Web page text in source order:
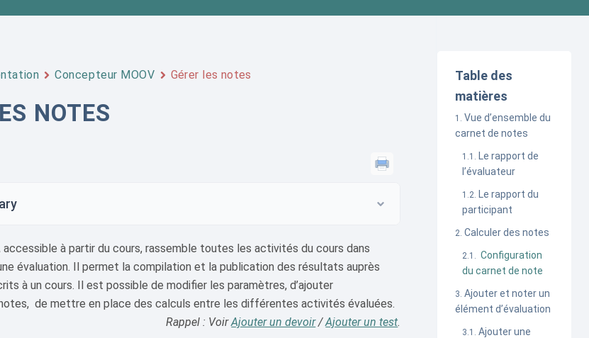
Concepteur MOOV Gérer les notes
NOTES
à partir du cours, rassemble toutes les activités du cours dans
évaluation. Il permet la compilation et la publication des résultats auprès
à un cours. Il est possible de modifier les paramètres, d’ajouter
de mettre en place des calculs entre les différentes activités évaluées.
Rappel : VoirAjouter un devoir/Ajouter un test.
Table des
matières
Vue d’ensemble du
carnet de notes
Le rapport de
l’évaluateur
Le rapport du
participant
Calculer des notes
Configuration
du carnet de note
Ajouter et noter un
élément d’évaluation
Ajouter une